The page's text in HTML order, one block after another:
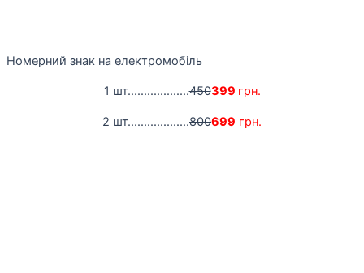
Номерний знак на електромобіль
1 шт...................450399 грн.
2 шт...................800699 грн.